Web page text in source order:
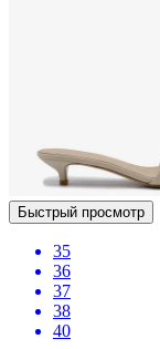
Быстрый просмотр
35
36
37
38
40